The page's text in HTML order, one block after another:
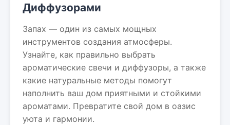
Диффузорами
Запах — один из самых мощных
инструментов создания атмосферы.
Узнайте, как правильно выбрать
ароматические свечи и диффузоры, а также
какие натуральные методы помогут
наполнить ваш дом приятными и стойкими
ароматами. Превратите свой дом в оазис
уюта и гармонии.